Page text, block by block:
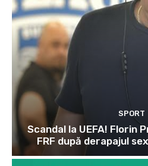
SPORT
Scandal la UEFA! Florin
FRF după derapajul